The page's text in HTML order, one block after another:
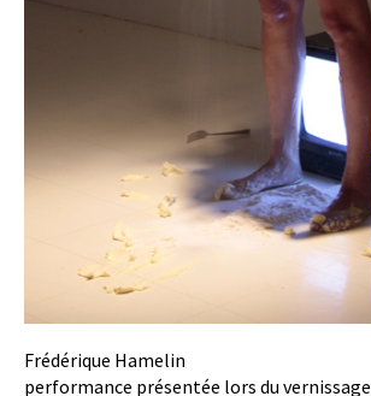
Frédérique Hamelin
performance présentée lors du vernissage